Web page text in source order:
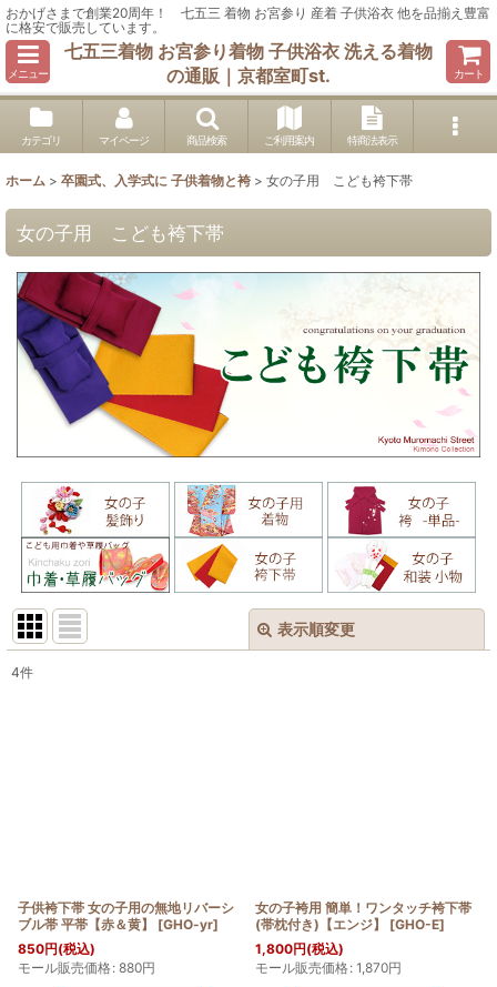
おかげさまで創業20周年！ 七五三 着物 お宮参り 産着 子供浴衣 他を品揃え豊富
に格安で販売しています。
メニュー
七五三着物 お宮参り着物 子供浴衣 洗える着物
の通販｜京都室町st.
カート
カテゴリ マイページ 商品検索 ご利用案内 特商法表示
ホーム > 卒園式、入学式に 子供着物と袴 > 女の子用 こども袴下帯
女の子用 こども袴下帯
表示順変更
4件
子供袴下帯 女の子用の無地リバーシ
ブル帯 平帯【赤＆黄】
[GHO-yr]
850円(税込)
モール販売価格: 880円
女の子袴用 簡単！ワンタッチ袴下帯
(帯枕付き)【エンジ】
[GHO-E]
1,800円(税込)
モール販売価格: 1,870円